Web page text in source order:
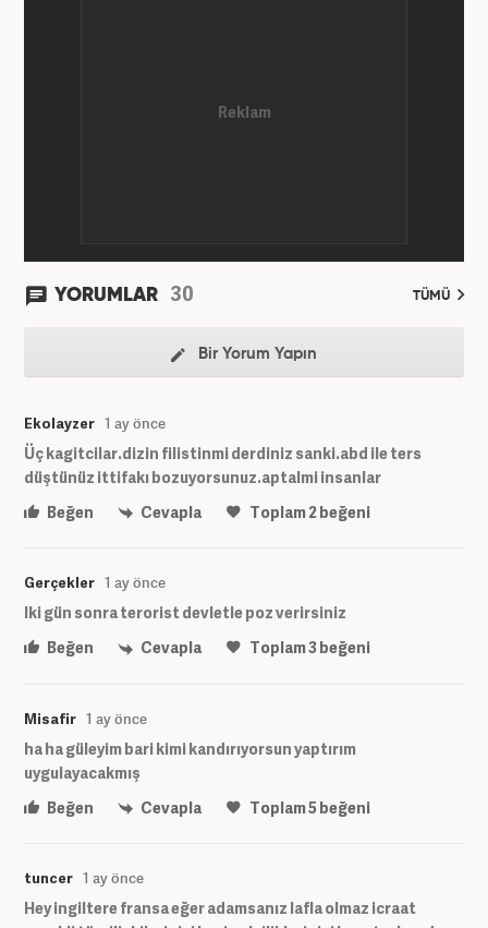
grafik ve video hazırladım. Kariyerime Haber7'de
YORUMLAR 30 TÜMÜ
Bir Yorum Yapın
Ekolayzer 1 ay önce
Üç kagitcilar.dizin filistinmi derdiniz sanki.abd ile ters
düştünüz ittifakı bozuyorsunuz.aptalmi insanlar
Beğen
Cevapla Toplam2beğeni
Gerçekler 1 ay önce
Iki gün sonra terorist devletle poz verirsiniz
Beğen
Cevapla Toplam3beğeni
Misafir 1 ay önce
ha ha güleyim bari kimi kandırıyorsun yaptırım
uygulayacakmış
Beğen
Cevapla Toplam5beğeni
tuncer 1 ay önce
Hey ingiltere fransa eğer adamsanız lafla olmaz icraat